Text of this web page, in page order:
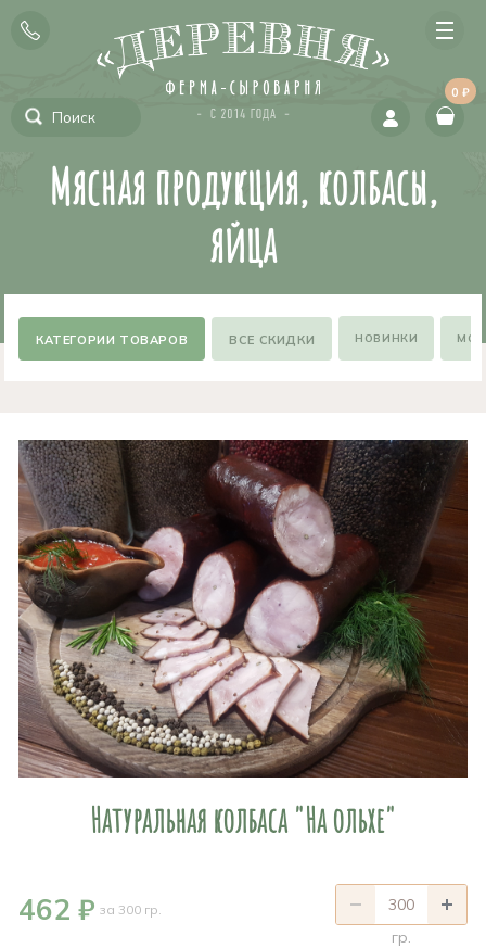
0 ₽
Мясная продукция, колбасы,
яйца
ВСЕ СКИДКИ НОВИНКИ
Натуральная колбаса "На ольхе"
462 ₽ за 300 гр.
гр.